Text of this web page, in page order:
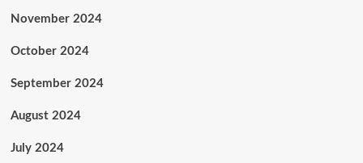
November 2024
October 2024
September 2024
August 2024
July 2024